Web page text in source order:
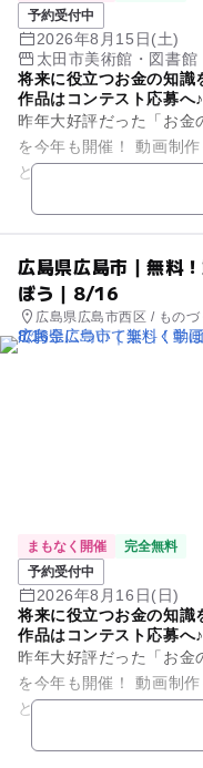
予約受付中
2026年8月15日(土)
太田市美術館・図書館
将来に役立つお金の知識
作品はコンテスト応募へ♪
昨年大好評だった「お
を今年も開催！ 動画制作もお金のこともよくわからない・・・
という方でも大丈夫！ お金の講師と大学生がサポートに入るの
広島県広島市｜無料
ぼう｜8/16
広島県広島市西区 / もの
まもなく開催
完全無料
予約受付中
2026年8月16日(日)
将来に役立つお金の知識
作品はコンテスト応募へ♪
昨年大好評だった「お
を今年も開催！ 動画制作もお金のこともよくわからない・・・
という方でも大丈夫！ お金の講師と大学生がサポートに入るの